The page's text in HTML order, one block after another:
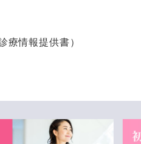
療情報提供書）